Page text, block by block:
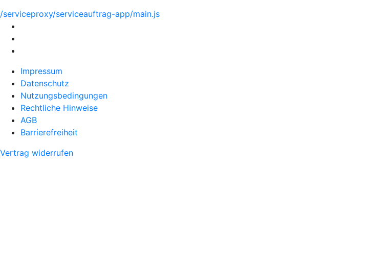
/serviceproxy/serviceauftrag-app/main.js
Impressum
Datenschutz
Nutzungsbedingungen
Rechtliche Hinweise
AGB
Barrierefreiheit
Vertrag widerrufen